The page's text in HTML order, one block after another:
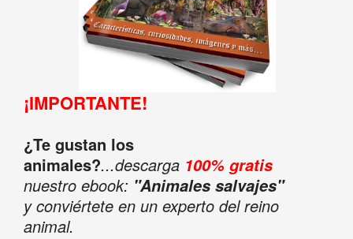
¡IMPORTANTE!
¿Te gustan los
animales?...descarga 100% gratis
nuestro ebook: "Animales salvajes"
y conviértete en un experto del reino
animal.